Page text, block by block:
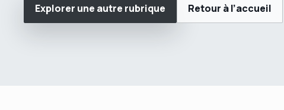
Explorer une autre rubrique Retour à l’accueil